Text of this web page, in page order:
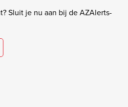
Sluit je nu aan bij de AZAlerts-